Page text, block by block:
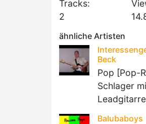
Tracks:
2
ähnliche Artisten
Beck
Pop [Pop-
Schlager
Balubaboys